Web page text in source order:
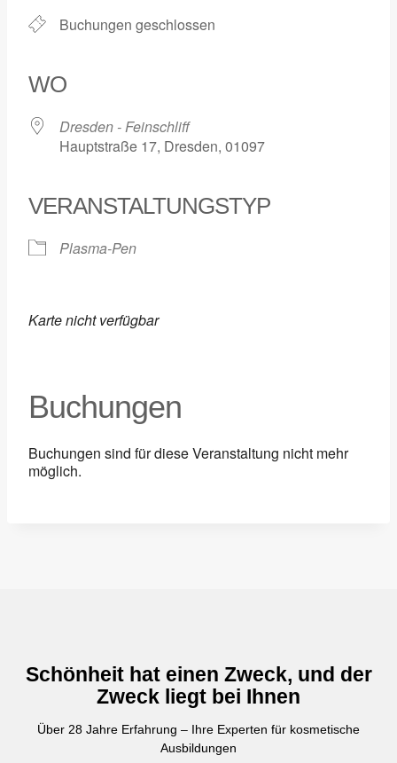
Buchungen geschlossen
WO
Dresden - Feinschliff
Hauptstraße 17, Dresden, 01097
VERANSTALTUNGSTYP
Plasma-Pen
Karte nicht verfügbar
Buchungen
Buchungen sind für diese Veranstaltung nicht mehr
möglich.
Schönheit hat einen Zweck, und der
Zweck liegt bei Ihnen
Über 28 Jahre Erfahrung – Ihre Experten für kosmetische
Ausbildungen